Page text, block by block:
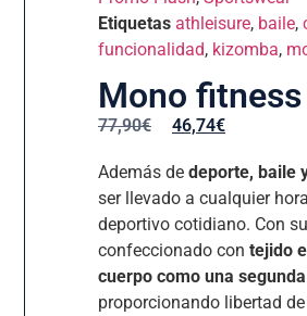
Etiquetas athleisure, baile,
funcionalidad, kizomba,
Mono
77,90€ 46,74€
Además de deporte, baile
ser llevado a cualquier
deportivo cotidiano. Con su
confeccionado con tejido
cuerpo como una
proporcionando libertad